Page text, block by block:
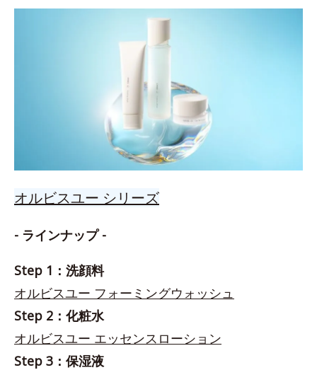
オルビスユー シリーズ
- ラインナップ -
Step 1：洗顔料
オルビスユー フォーミングウォッシュ
Step 2：化粧水
オルビスユー エッセンスローション
Step 3：保湿液